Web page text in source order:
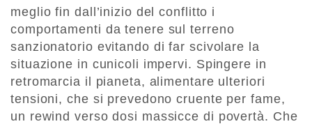
meglio fin dall’inizio del conflitto i
comportamenti da tenere sul terreno
sanzionatorio evitando di far scivolare la
situazione in cunicoli impervi. Spingere in
retromarcia il pianeta, alimentare ulteriori
tensioni, che si prevedono cruente per fame,
un rewind verso dosi massicce di povertà. Che